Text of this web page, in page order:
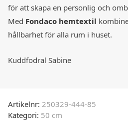
för att skapa en personlig och
Med Fondaco hemtextil
hållbarhet för alla rum i huset.
Kuddfodral Sabine
Artikelnr: 250329-444-85
Kategori: 50 cm